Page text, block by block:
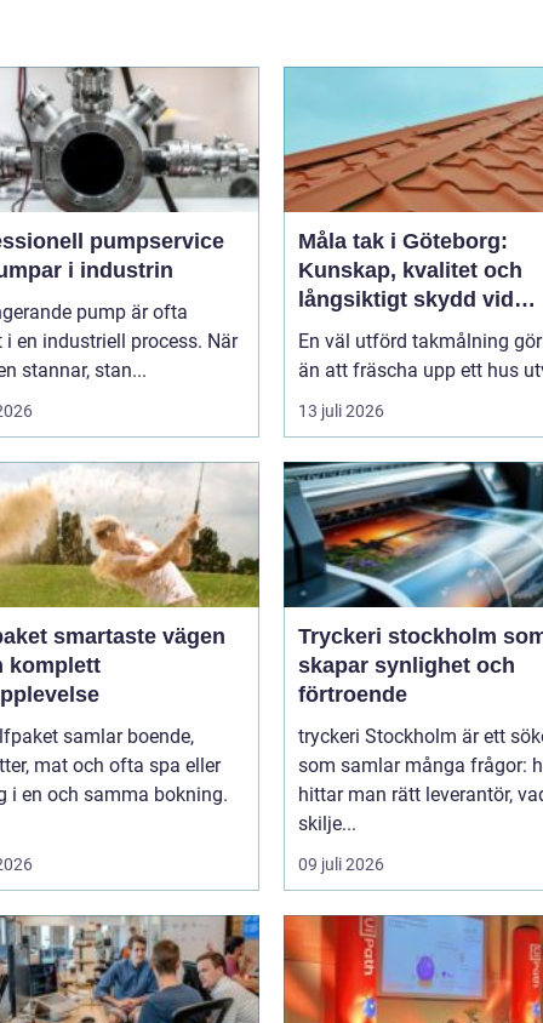
pumpservice
i industrin
pump är ofta
i en industriell process. När
stannar, stan...
Måla tak i Göteborg:
Kunskap, kvalitet och
långsiktigt skydd vid
takmålning i Göteborg
En väl utförd takmålning
än att fräscha upp ett hus
13 juli 2026
vägen
komplett
samlar boende,
mat och ofta spa eller
i en och samma bokning.
Tryckeri stockholm
skapar synlighet och
förtroende
tryckeri Stockholm är ett
som samlar många frågor:
hittar man rätt leverantör,
skilje...
09 juli 2026